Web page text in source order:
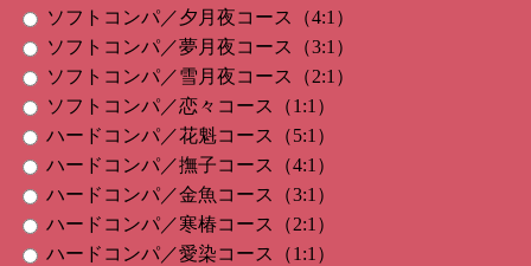
ソフトコンパ／夕月夜コース（4:1）
ソフトコンパ／夢月夜コース（3:1）
ソフトコンパ／雪月夜コース（2:1）
ソフトコンパ／恋々コース（1:1）
ハードコンパ／花魁コース（5:1）
ハードコンパ／撫子コース（4:1）
ハードコンパ／金魚コース（3:1）
ハードコンパ／寒椿コース（2:1）
ハードコンパ／愛染コース（1:1）